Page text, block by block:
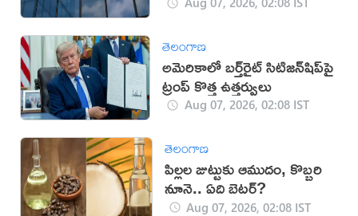
తెలంగాణ
అమెరికాలో బర్త్‌రైట్ సిటిజన్‌షిప్‌పై
ట్రంప్ కొత్త ఉత్తర్వులు
Aug 07, 2026, 02:08 IST
తెలంగాణ
పిల్లల జుట్టుకు ఆముదం, కొబ్బరి
నూనె.. ఏది బెటర్?
Aug 07, 2026, 02:08 IST